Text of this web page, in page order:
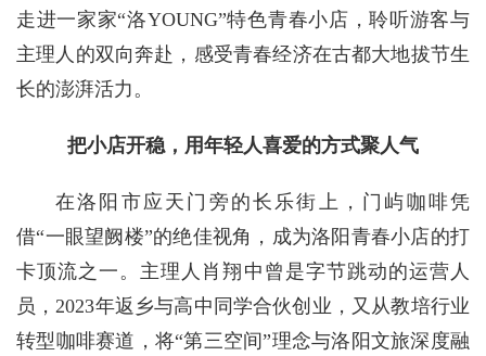
走进一家家“洛YOUNG”特色青春小店，聆听游客与
主理人的双向奔赴，感受青春经济在古都大地拔节生
长的澎湃活力。
把小店开稳，用年轻人喜爱的方式聚人气
在洛阳市应天门旁的长乐街上，门屿咖啡凭
借“一眼望阙楼”的绝佳视角，成为洛阳青春小店的打
卡顶流之一。主理人肖翔中曾是字节跳动的运营人
员，2023年返乡与高中同学合伙创业，又从教培行业
转型咖啡赛道，将“第三空间”理念与洛阳文旅深度融